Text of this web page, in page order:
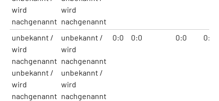
wird
nachgenannt
wird
nachgenannt
unbekannt /
wird
nachgenannt
unbekannt /
wird
nachgenannt
unbekannt /
wird
nachgenannt
unbekannt /
wird
nachgenannt
0:0 0:0 0:0 0:0